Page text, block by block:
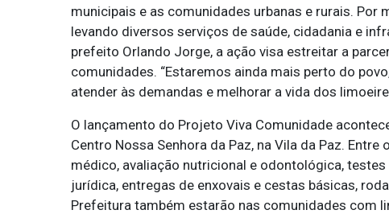
municipais e as comunidades urbanas e rurais.
levando diversos serviços de saúde, cidadania e
prefeito Orlando Jorge, a ação visa estreitar a
comunidades. “Estaremos ainda mais perto do
atender às demandas e melhorar a vida dos
O lançamento do Projeto Viva Comunidade
Centro Nossa Senhora da Paz, na Vila da Paz.
médico, avaliação nutricional e odontológica,
jurídica, entregas de enxovais e cestas básicas,
Prefeitura também estarão nas comunidades com